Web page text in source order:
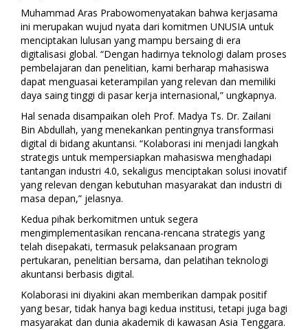
Muhammad Aras Prabowomenyatakan bahwa kerjasama
ini merupakan wujud nyata dari komitmen UNUSIA untuk
menciptakan lulusan yang mampu bersaing di era
digitalisasi global. “Dengan hadirnya teknologi dalam proses
pembelajaran dan penelitian, kami berharap mahasiswa
dapat menguasai keterampilan yang relevan dan memiliki
daya saing tinggi di pasar kerja internasional,” ungkapnya.
Hal senada disampaikan oleh Prof. Madya Ts. Dr. Zailani
Bin Abdullah, yang menekankan pentingnya transformasi
digital di bidang akuntansi. “Kolaborasi ini menjadi langkah
strategis untuk mempersiapkan mahasiswa menghadapi
tantangan industri 4.0, sekaligus menciptakan solusi inovatif
yang relevan dengan kebutuhan masyarakat dan industri di
masa depan,” jelasnya.
Kedua pihak berkomitmen untuk segera
mengimplementasikan rencana-rencana strategis yang
telah disepakati, termasuk pelaksanaan program
pertukaran, penelitian bersama, dan pelatihan teknologi
akuntansi berbasis digital.
Kolaborasi ini diyakini akan memberikan dampak positif
yang besar, tidak hanya bagi kedua institusi, tetapi juga bagi
masyarakat dan dunia akademik di kawasan Asia Tenggara.